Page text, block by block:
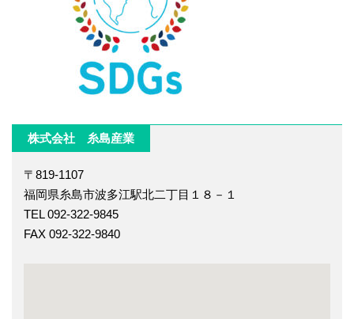
株式会社 糸島産業
〒819-1107
福岡県糸島市波多江駅北二丁目１８－１
TEL 092-322-9845
FAX 092-322-9840